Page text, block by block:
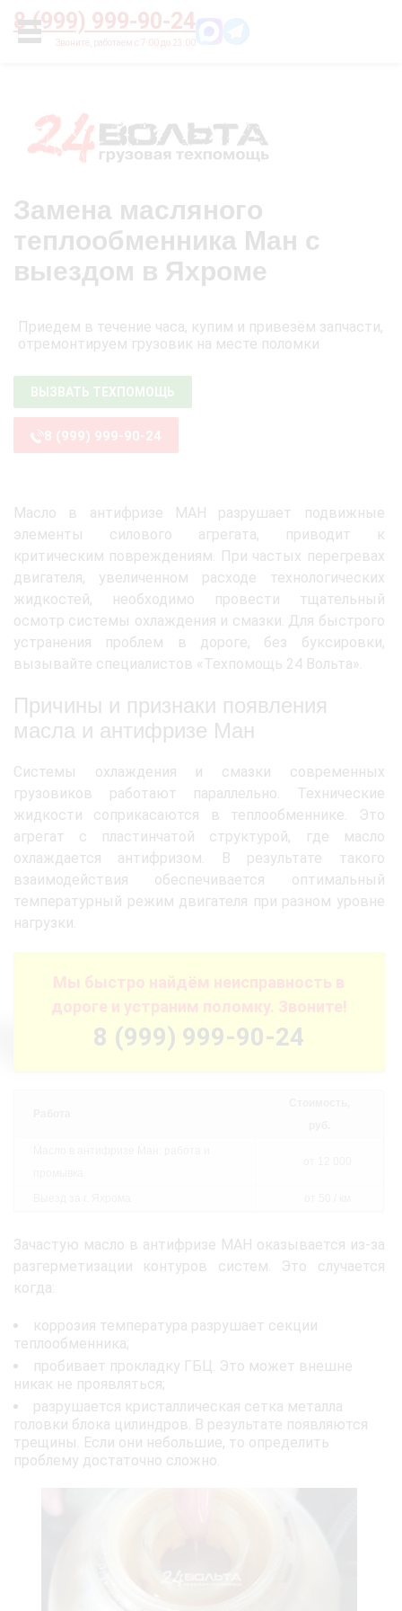
8 (999) 999-90-24
УСЛУГИ
Главная О нас Цены
Замена масляного
теплообменника Ман с
выездом в Яхроме
Приедем в течение часа, купим и привезём запчасти,
отремонтируем грузовик на месте поломки
ВЫЗВАТЬ ТЕХПОМОЩЬ
8 (999) 999-90-24
Масло в антифризе МАН разрушает подвижные
элементы силового агрегата, приводит к
критическим повреждениям. При частых перегревах
двигателя, увеличенном расходе технологических
жидкостей, необходимо провести тщательный
осмотр системы охлаждения и смазки. Для быстрого
устранения проблем в дороге, без буксировки,
вызывайте специалистов «Техпомощь 24 Вольта».
Причины и признаки появления
масла и антифризе Ман
Системы охлаждения и смазки современных
грузовиков работают параллельно. Технические
жидкости соприкасаются в теплообменнике. Это
агрегат с пластинчатой структурой, где масло
охлаждается антифризом. В результате такого
взаимодействия обеспечивается оптимальный
температурный режим двигателя при разном уровне
нагрузки.
Мы быстро найдём неисправность в
дороге и устраним поломку. Звоните!
8 (999) 999-90-24
Зачастую масло в антифризе МАН оказывается из-за
разгерметизации контуров систем. Это случается
когда:
коррозия температура разрушает секции
теплообменника;
пробивает прокладку ГБЦ. Это может внешне
никак не проявляться;
разрушается кристаллическая сетка металла
головки блока цилиндров. В результате появляются
трещины. Если они небольшие, то определить
проблему достаточно сложно.